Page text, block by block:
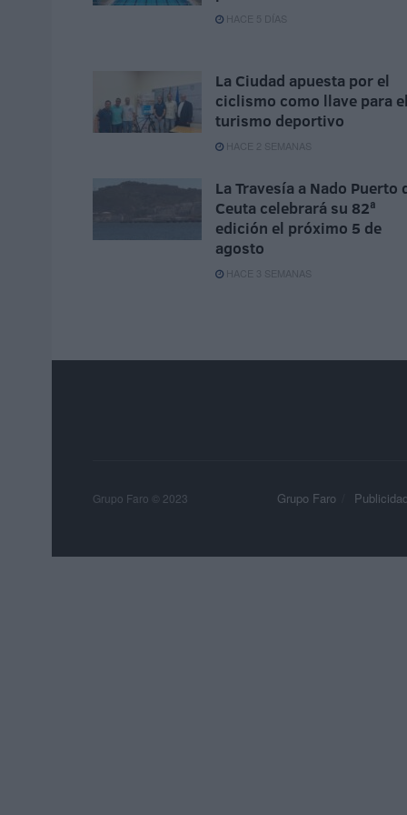
HACE 5 DÍAS
La Ciudad apuesta por el
ciclismo como llave para el
turismo deportivo
HACE 2 SEMANAS
La Travesía a Nado Puerto
Ceuta celebrará su 82ª
edición el próximo 5 de
agosto
HACE 3 SEMANAS
Grupo Faro Publicidad
Grupo Faro © 2023